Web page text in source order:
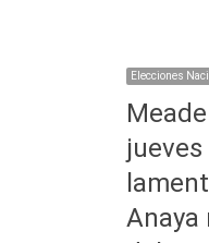
Elecciones
jueves
Anaya